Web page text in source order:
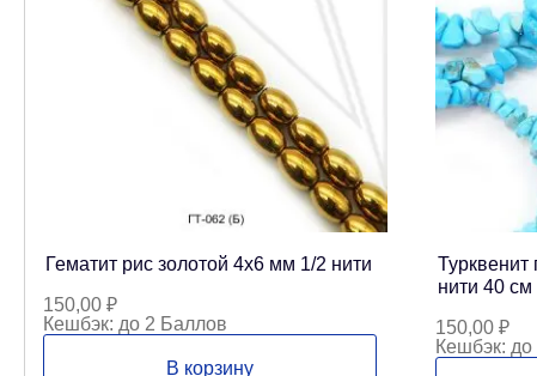
Гематит рис золотой 4х6 мм 1/2 нити
150,00 ₽
Кешбэк: до 2 Баллов
В корзину
Турквенит
нити 40 см
150,00 ₽
Кешбэк: до